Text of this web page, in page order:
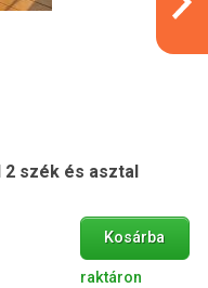
szék és asztal
Kosárba
raktáron